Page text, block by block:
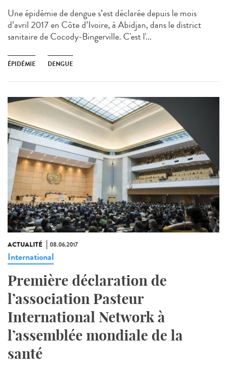
Une épidémie de dengue s’est déclarée depuis le mois
d’avril 2017 en Côte d’Ivoire, à Abidjan, dans le district
sanitaire de Cocody-Bingerville. C'est l'...
ÉPIDÉMIE DENGUE
ACTUALITÉ 08.06.2017
International
Première déclaration de
l’association Pasteur
International Network à
l’assemblée mondiale de la
santé